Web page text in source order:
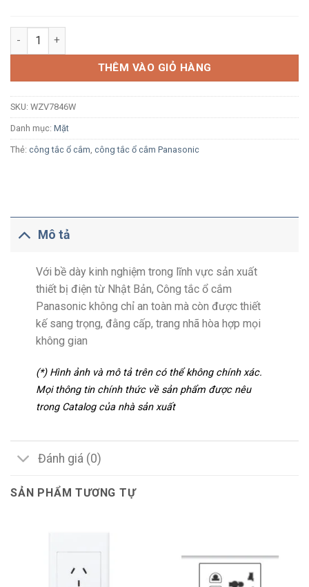
Mặt 6 thiết bị Panasonic Full Color WZV7846W số lượng
THÊM VÀO GIỎ HÀNG
SKU: WZV7846W
Danh mục: Mặt
Thẻ: công tắc ổ cắm công tắc ổ cắm Panasonic
Mô tả
Với bề dày kinh nghiệm trong lĩnh vực sản xuất
thiết bị điện từ Nhật Bản, Công tắc ổ cắm
Panasonic không chỉ an toàn mà còn được thiết
kế sang trọng, đằng cấp, trang nhã hòa hợp mọi
không gian
(*) Hình ảnh và mô tả trên có thể không chính xác.
Mọi thông tin chính thức về sản phẩm được nêu
trong Catalog của nhà sản xuất
Đánh giá (0)
SẢN PHẨM TƯƠNG TỰ